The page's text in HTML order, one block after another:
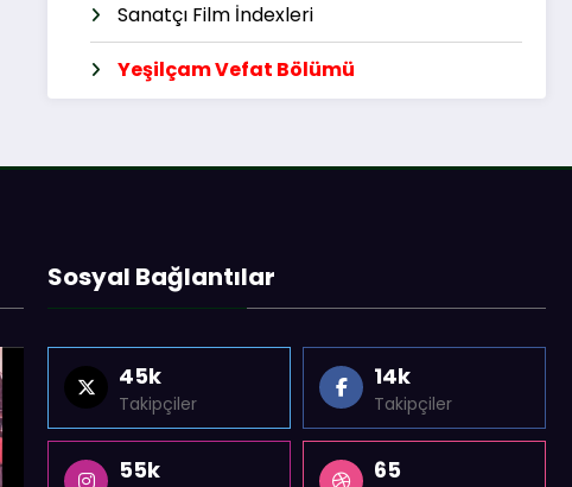
Sanatçı Film İndexleri
Yeşilçam Vefat Bölümü
Sosyal Bağlantılar
45k
Takipçiler
14k
Takipçiler
55k 65